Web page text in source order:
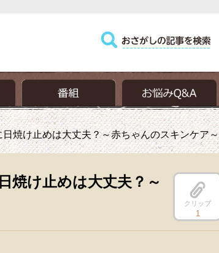
焼け止めは大丈夫？～赤ちゃんのスキンケア～
焼け止めは大丈夫？～
クリップ
1